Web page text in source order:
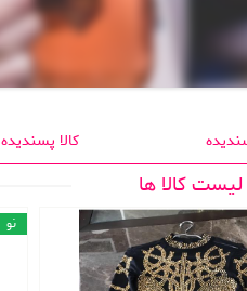
کالا پسندیده
لیست کالا ها
نو